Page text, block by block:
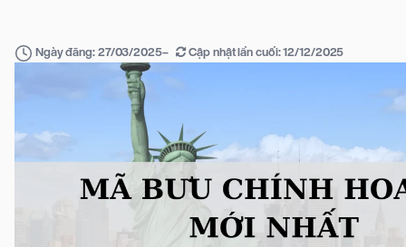
Ngày đăng: 27/03/2025– Cập nhật lần cuối:12/12/2025